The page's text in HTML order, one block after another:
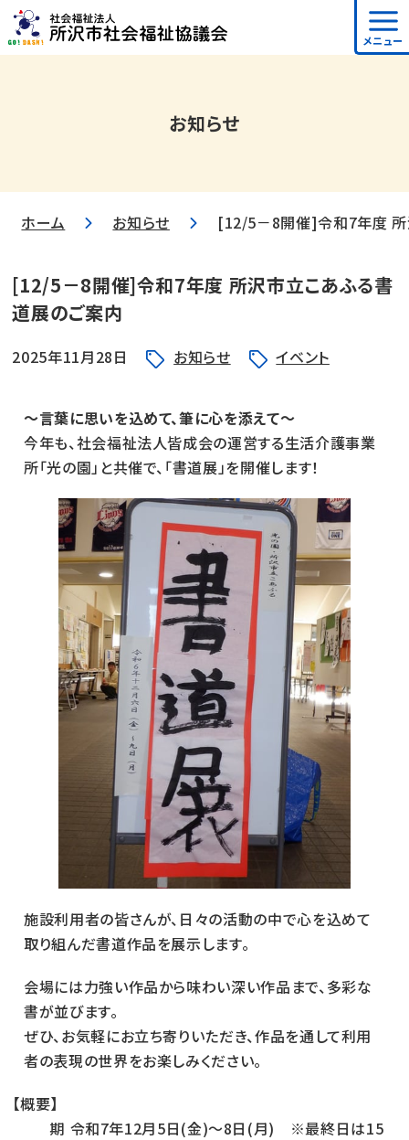
メニュー
お知らせ
ホーム お知らせ [12/5－8開催]令和7年度 所
[12/5－8開催]令和7年度 所沢市立こあふる書
道展のご案内
2025年11月28日 お知らせ イベント
～言葉に思いを込めて、筆に心を添えて～
今年も、社会福祉法人皆成会の運営する生活介護事業
所「光の園」と共催で、「書道展」を開催します！
施設利用者の皆さんが、日々の活動の中で心を込めて
取り組んだ書道作品を展示します。
会場には力強い作品から味わい深い作品まで、多彩な
書が並びます。
ぜひ、お気軽にお立ち寄りいただき、作品を通して利用
者の表現の世界をお楽しみください。
【概要】
期 令和7年12月5日(金)～8日(月) ※最終日は15